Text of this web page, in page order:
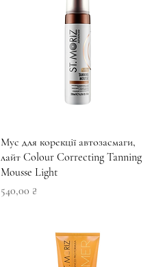
Швидкий перегляд
Мус для корекції автозасмаги,
лайт Colour Correcting Tanning
Mousse Light
Ціна
540,00 ₴